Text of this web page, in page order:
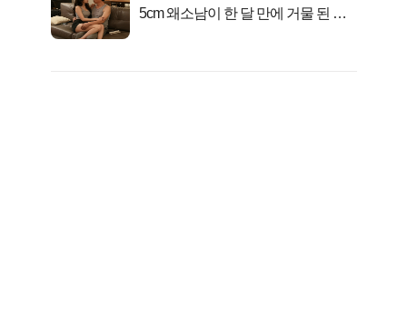
5cm 왜소남이 한 달 만에 거물 된 사